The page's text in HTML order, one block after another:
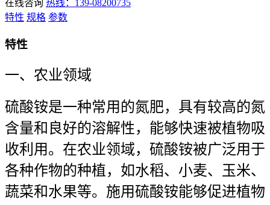
在线咨询 热线：139-08200735
特性 规格 参数
特性
一、农业领域
硫酸铵是一种常用的氮肥，具有较高的氮
含量和良好的溶解性，能够快速被植物吸
收利用。在农业领域，硫酸铵被广泛用于
各种作物的种植，如水稻、小麦、玉米、
蔬菜和水果等。施用硫酸铵能够促进植物